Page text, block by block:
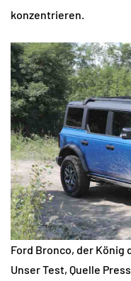
konzentrieren.
Ford Bronco, der König
Unser Test, Quelle